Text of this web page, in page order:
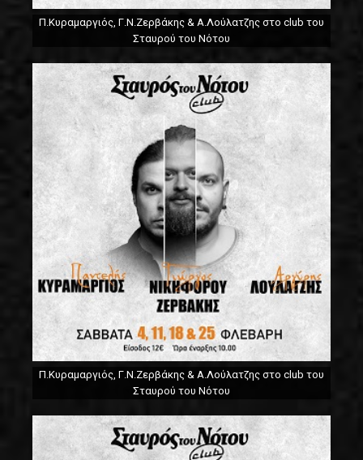
Π.Κυραμαργιός, Γ.Ν.Ζερβάκης & Α.Λούλατζης στο club του
Σταυρού του Νότου
Π.Κυραμαργιός, Γ.Ν.Ζερβάκης & Α.Λούλατζης στο club του
Σταυρού του Νότου